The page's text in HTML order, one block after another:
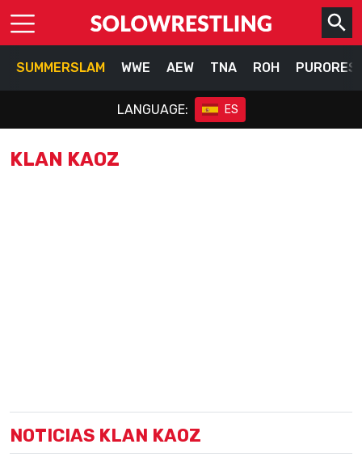
SUMMERSLAM WWE AEW TNA ROH
LANGUAGE: ES
KLAN KAOZ
NOTICIAS KLAN KAOZ